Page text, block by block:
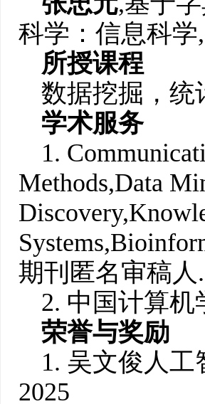
科学：信息科学,
所授课程
数据挖掘，统
学术服务
1.
Methods,Data
Discovery,
Systems,
期刊匿名审稿人.
2. 中国计算
荣誉与奖励
1. 吴文俊人
2025